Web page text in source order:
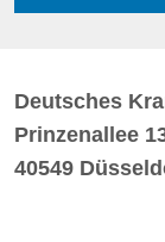
Deutsches
Prinzenallee
40549